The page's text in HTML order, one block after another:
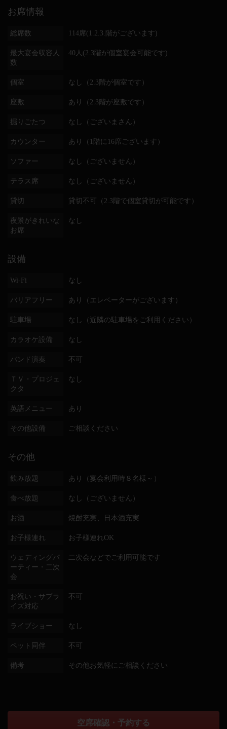
お席情報
総席数 114席(1.2.3.階がございます)
最大宴会収容人
数
40人(2.3階が個室宴会可能です)
個室 なし（2.3階が個室です）
座敷 あり（2.3階が座敷です）
掘りごたつ なし（ございまさん）
カウンター あり（1階に16席ございます）
ソファー なし（ございません）
テラス席 なし（ございません）
貸切 貸切不可（2.3階で個室貸切が可能です）
夜景がきれいな
お席
なし
設備
Wi-Fi なし
バリアフリー あり（エレベーターがございます）
駐車場 なし（近隣の駐車場をご利用ください）
カラオケ設備 なし
バンド演奏 不可
ＴＶ・プロジェ
クタ
なし
英語メニュー あり
その他設備 ご相談ください
その他
飲み放題 あり（宴会利用時８名様～）
食べ放題 なし（ございません）
お酒 焼酎充実、日本酒充実
お子様連れ お子様連れOK
ウェディングパ
ーティー・二次
会
二次会などでご利用可能です
お祝い・サプラ
イズ対応
不可
ライブショー なし
ペット同伴 不可
備考 その他お気軽にご相談ください
空席確認・予約する